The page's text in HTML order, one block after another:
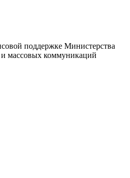
поддержке Министерства
и массовых коммуникаций